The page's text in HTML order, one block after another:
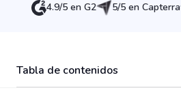
4.9/5 en G2 5/5 en Capterra
Tabla de contenidos